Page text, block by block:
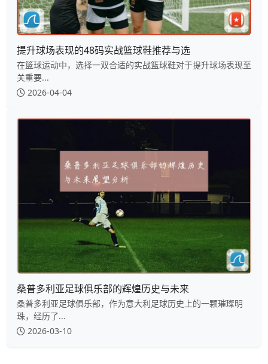
提升球场表现的48码实战篮球鞋推荐与选
在篮球运动中，选择一双合适的实战篮球鞋对于提升球场表现至
关重要...
2026-04-04
桑普多利亚足球俱乐部的辉煌历史与未来
桑普多利亚足球俱乐部，作为意大利足球历史上的一颗璀璨明
珠，经历了...
2026-03-10